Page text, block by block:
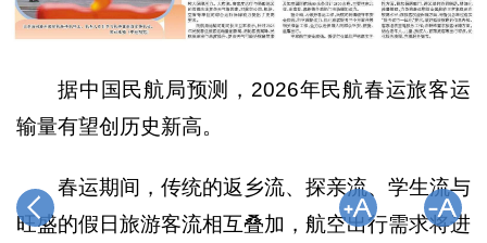
据中国民航局预测，2026年民航春运旅客运
输量有望创历史新高。
春运期间，传统的返乡流、探亲流、学生流与
旺盛的假日旅游客流相互叠加，航空出行需求将进